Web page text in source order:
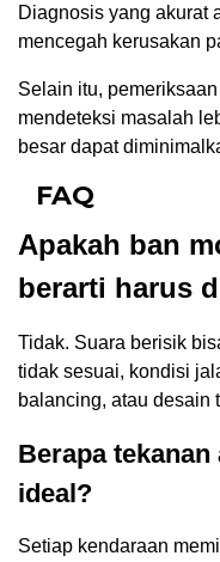
Diagnosis yang akurat
mencegah kerusakan
Selain itu,
mendeteksi masalah
besar dapat
FAQ
Apakah ban
berarti harus
Tidak. Suara berisik
tidak sesuai, kondisi
balancing, atau desain
Berapa
ideal?
Setiap kendaraan